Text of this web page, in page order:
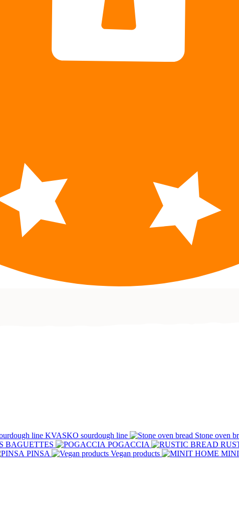
KVASKO sourdough line Stone oven
BAGUETTES POGACCIA
PINSA Vegan products